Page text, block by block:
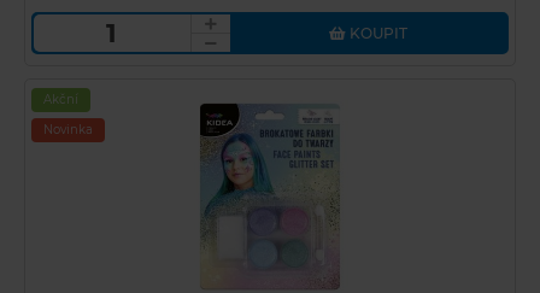
KOUPIT
Akční
Novinka